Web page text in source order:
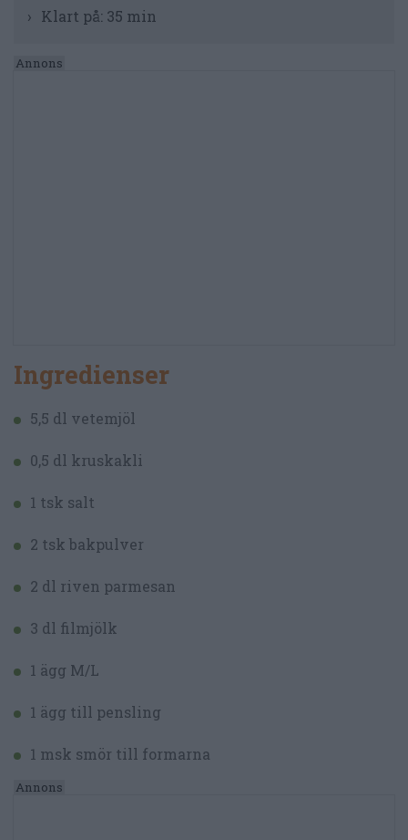
Klart på: 35 min
Ingredienser
5,5 dl vetemjöl
0,5 dl kruskakli
1 tsk salt
2 tsk bakpulver
2 dl riven parmesan
3 dl filmjölk
1 ägg M/L
1 ägg till pensling
1 msk smör till formarna